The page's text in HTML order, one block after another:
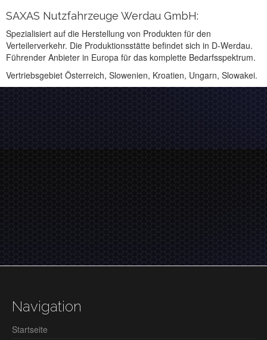
SAXAS Nutzfahrzeuge Werdau GmbH:
Spezialisiert auf die Herstellung von Produkten für den
Verteilerverkehr. Die Produktionsstätte befindet sich in D-Werdau.
Führender Anbieter in Europa für das komplette Bedarfsspektrum.
Vertriebsgebiet Österreich, Slowenien, Kroatien, Ungarn, Slowakei.
Navigation
Startseite